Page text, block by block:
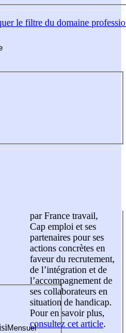
le filtre du domaine
par France travail,
Cap emploi et ses
partenaires pour ses
actions concrètes en
faveur du recrutement,
de l’intégration et de
l’accompagnement de
ses collaborateurs en
situation de handicap.
Pour en savoir plus,
consultez cet article.